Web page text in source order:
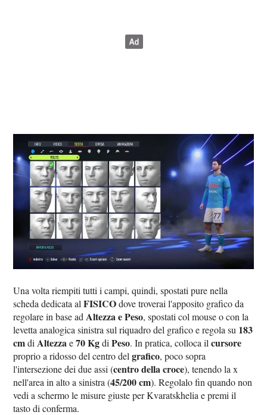
Una volta riempiti tutti i campi, quindi, spostati pure nella
scheda dedicata alFISICOdove troverai l'apposito grafico da
regolare in base ad Altezza e Peso, spostati col mouse o con la
levetta analogica sinistra sul riquadro del grafico e regola su 183
cmdi Altezzae70 KgdiPeso. In pratica, colloca ilcursore
proprio a ridosso del centro delgrafico, poco sopra
l'intersezione dei due assi (centro della croce), tenendo la x
nell'area in alto a sinistra (45/200 cm). Regolalo fin quando non
vedi a schermo le misure giuste per Kvaratskhelia e premi il
tasto di conferma.